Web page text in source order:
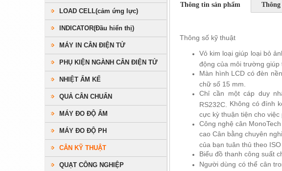
LOAD CELL(cảm ứng lực)
INDICATOR(Đầu hiển thị)
MÁY IN CÂN ĐIỆN TỬ
PHỤ KIỆN NGÀNH CÂN ĐIỆN TỬ
NHIỆT ẨM KẾ
QUẢ CÂN CHUẨN
MÁY ĐO ĐỘ ẨM
MÁY ĐO ĐỘ PH
CÂN KỸ THUẬT
QUẠT CÔNG NGHIỆP
Thông tin sản phẩm
Thông số kỹ thuật
Vỏ kim loại giúp loại bỏ
động của môi trường
Màn hình LCD có đèn
chữ số 15 mm.
Chỉ cần một cáp duy
RS232C. Không có đính
cực kỳ thuận tiện cho việc
Công nghệ cân
cao Cân bằng chuyên
của bạn tuân thủ theo ISO
Biểu đồ thanh công suất
Người dùng có thể cân